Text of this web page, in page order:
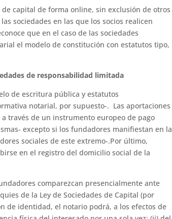
capital de forma online, sin exclusión de otros
sociedades en las que los socios realicen
que en el caso de las sociedades
el modelo de constitución con estatutos tipo,
de responsabilidad limitada
de escritura pública y estatutos
notarial, por supuesto-. Las aportaciones
través de un instrumento europeo de pago
excepto si los fundadores manifiestan en la
sociales de este extremo-.Por último,
en el registro del domicilio social de la
comparezcan presencialmente ante
de la Ley de Sociedades de Capital (por
de identidad, el notario podrá, a los efectos de